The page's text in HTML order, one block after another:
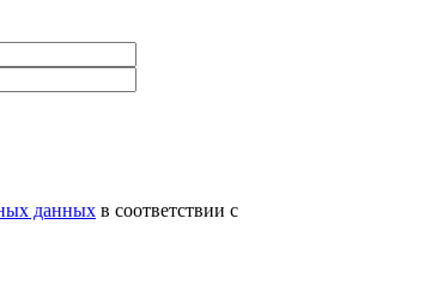
данных в соответствии с